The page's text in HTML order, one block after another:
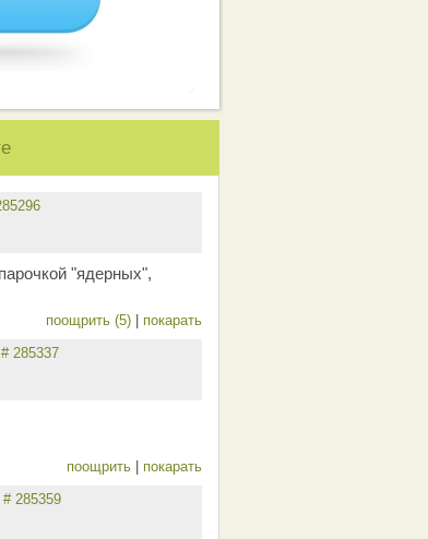
"ядерных",
поощрить (5) покарать
# 285337
поощрить покарать
# 285359